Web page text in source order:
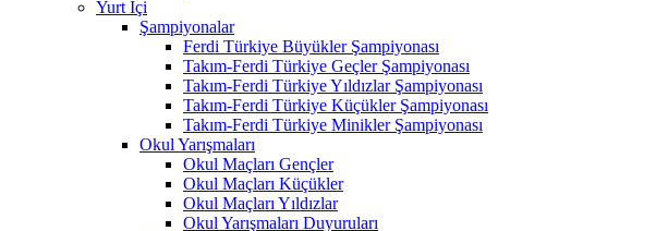
Yurt İçi
Şampiyonalar
Ferdi Türkiye Büyükler Şampiyonası
Takım-Ferdi Türkiye Geçler Şampiyonası
Takım-Ferdi Türkiye Yıldızlar Şampiyonası
Takım-Ferdi Türkiye Küçükler Şampiyonası
Takım-Ferdi Türkiye Minikler Şampiyonası
Okul Yarışmaları
Okul Maçları Gençler
Okul Maçları Küçükler
Okul Maçları Yıldızlar
Okul Yarışmaları Duyuruları